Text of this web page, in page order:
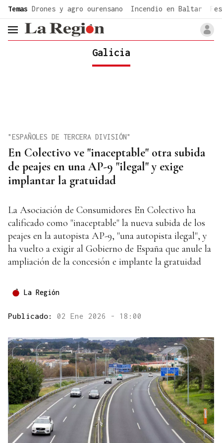
Temas Drones y agro ourensano Incendio en Baltar
header.menu.open
Galicia
En Colectivo ve "inaceptable" otra subida
de peajes en una AP-9 "ilegal" y exige
implantar la gratuidad
"ESPAÑOLES DE TERCERA DIVISIÓN"
La Asociación de Consumidores En Colectivo ha
calificado como "inaceptable" la nueva subida de los
peajes en la autopista AP-9, "una autopista ilegal", y
ha vuelto a exigir al Gobierno de España que anule la
ampliación de la concesión e implante la gratuidad
La Región
Publicado: 02 Ene 2026 - 18:00